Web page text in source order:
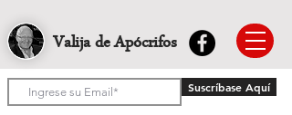
Valija de Apócrifos
Suscríbase Aquí